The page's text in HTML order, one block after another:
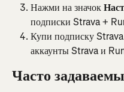
Нажми на значок
подписки Strava +
Купи подписку
аккаунты Strava и
Часто